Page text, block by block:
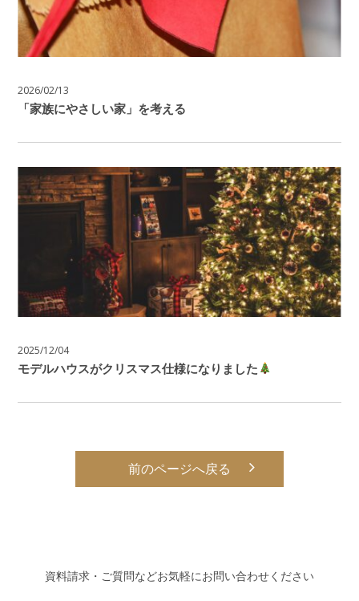
2026/02/13
「家族にやさしい家」を考える
2025/12/04
モデルハウスがクリスマス仕様になりました
前のページへ戻る
資料請求・ご質問などお気軽にお問い合わせください